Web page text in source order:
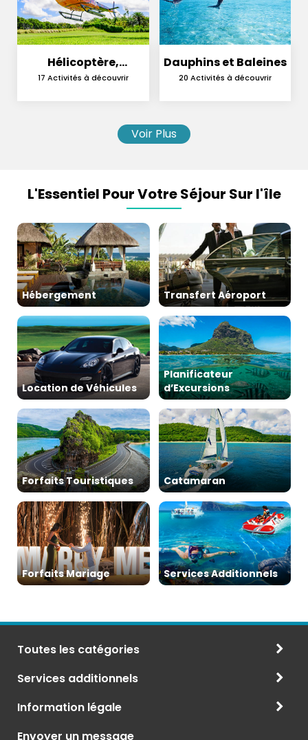
Hélicoptère,
Hydravion et
17 Activités à découvrir
Dauphins et Baleines
20 Activités à découvrir
Voir Plus
L'Essentiel Pour Votre Séjour Sur l'île
Hébergement Transfert Aéroport
Location de Véhicules
Planificateur
d’Excursions
Forfaits Touristiques Catamaran
Forfaits Mariage Services Additionnels
Toutes les catégories
Services additionnels
Information légale
Envoyer un message